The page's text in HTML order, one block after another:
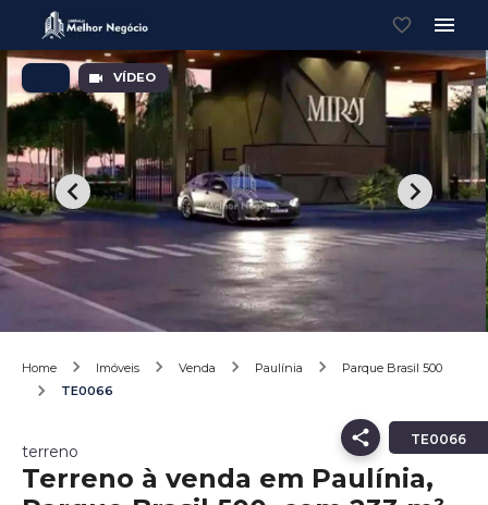
VÍDEO
Home Imóveis Venda Paulínia
Parque Brasil 500
TE0066
TE0066
terreno
Terreno à venda em Paulínia,